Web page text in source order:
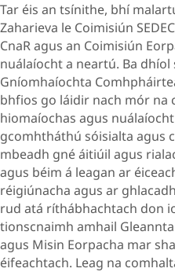
Tar éis an tsínithe, bhí
Zaharieva le Coimisiún
CnaR agus an Coimisiún
nuálaíocht a neartú. Ba dhíol
Gníomhaíochta
bhfios go láidir nach mór na
hiomaíochas agus
gcomhtháthú sóisialta agus
mbeadh gné áitiúil agus
agus béim á leagan ar
réigiúnacha agus ar
rud atá ríthábhachtach don
tionscnaimh amhail
agus Misin Eorpacha mar
éifeachtach. Leag na